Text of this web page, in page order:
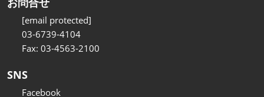
[email protected]
03-6739-4104
Fax: 03-4563-2100
SNS
Facebook